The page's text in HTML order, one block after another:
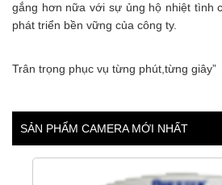
gắng hơn nữa với sự ủng hộ nhiệt tình
phát triển bền vững của công ty.
Với phương
Trân trọng phục vụ từng phút,từng giây”
SẢN PHẨM CAMERA MỚI NHẤT